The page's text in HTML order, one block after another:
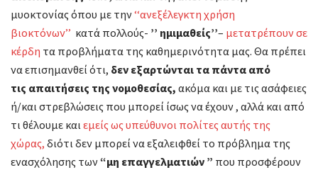
μυοκτονίας όπου με την‘‘ανεξέλεγκτη χρήση
βιοκτόνων’’ κατά πολλούς- ’’ ημιμαθείς’’– μετατρέπουν σε
κέρδη τα προβλήματα της καθημερινότητα μας. Θα πρέπει
να επισημανθεί ότι, δεν εξαρτώνται τα πάντα από
τις απαιτήσεις της νομοθεσίας, ακόμα και με τις ασάφειες
ή/και στρεβλώσεις που μπορεί ίσως να έχουν , αλλά και από
τι θέλουμε καιεμείς ως υπεύθυνοι πολίτες αυτής της
χώρας, διότι δεν μπορεί να εξαλειφθεί το πρόβλημα της
ενασχόλησης των “μη επαγγελματιών ” που προσφέρουν